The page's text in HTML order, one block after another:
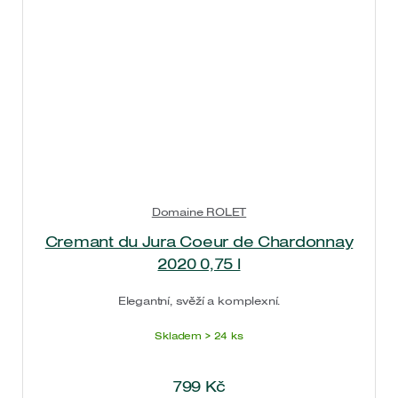
Domaine ROLET
Cremant du Jura Coeur de Chardonnay
2020 0,75 l
Elegantní, svěží a komplexní.
Skladem > 24 ks
799 Kč